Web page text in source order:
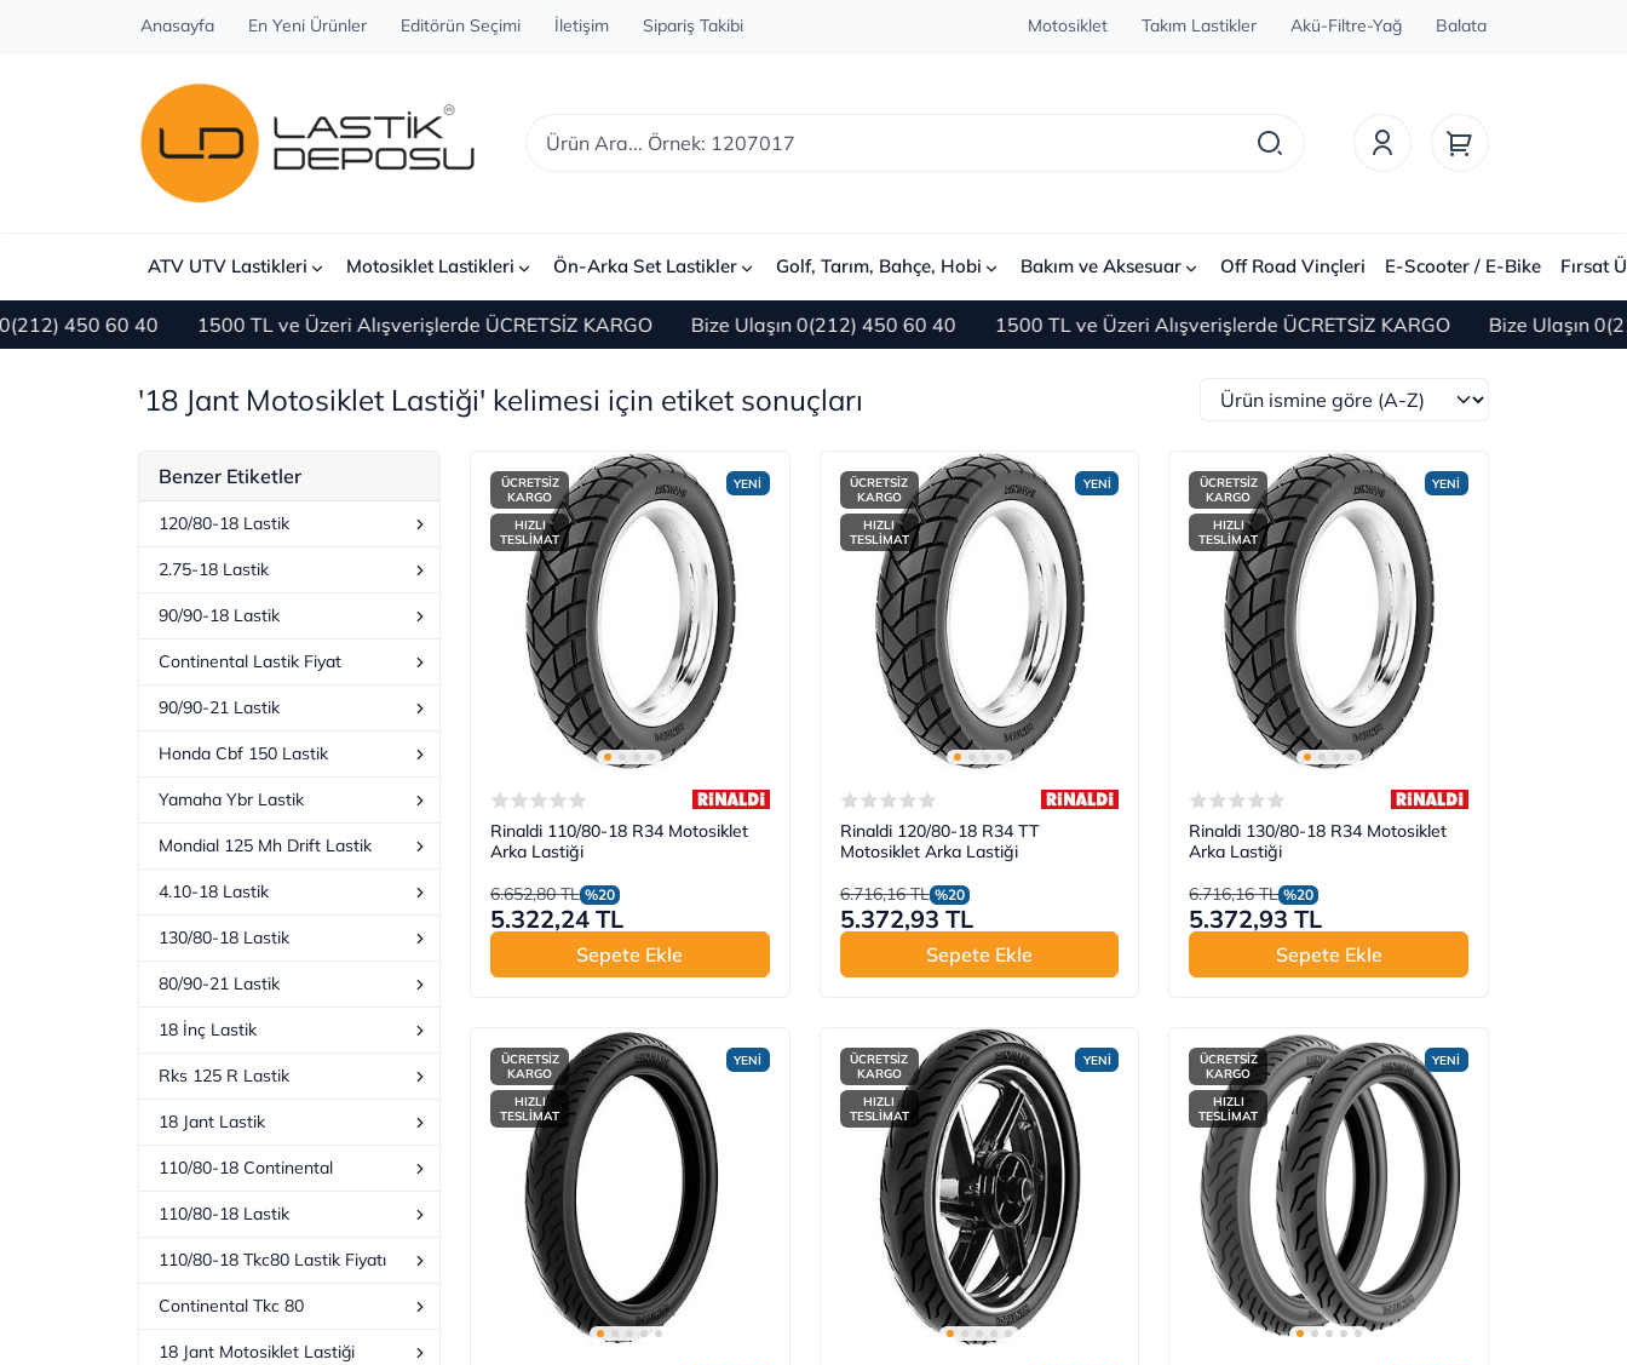
Anasayfa En Yeni Ürünler Editörün Seçimi İletişim Sipariş Takibi Motosiklet Takım Lastikler Akü-Filtre-Yağ Balata
ATV UTV Lastikleri Motosiklet Lastikleri Ön-Arka Set Lastikler Golf, Tarım, Bahçe, Hobi Bakım ve Aksesuar Off Road Vinçleri E-Scooter / E-Bike Fırsat
60 40 1500 TL ve Üzeri Alışverişlerde ÜCRETSİZ KARGO Bize Ulaşın 0(212) 450 60 40 1500 TL ve Üzeri Alışverişlerde ÜCRETSİZ KARGO Bize Ulaşın 0(212) 450
'18 Jant Motosiklet Lastiği' kelimesi için etiket sonuçları
Benzer Etiketler
120/80-18 Lastik
2.75-18 Lastik
90/90-18 Lastik
Continental Lastik Fiyat
90/90-21 Lastik
Honda Cbf 150 Lastik
Yamaha Ybr Lastik
Mondial 125 Mh Drift Lastik
4.10-18 Lastik
130/80-18 Lastik
80/90-21 Lastik
18 İnç Lastik
Rks 125 R Lastik
18 Jant Lastik
110/80-18 Continental
110/80-18 Lastik
110/80-18 Tkc80 Lastik Fiyatı
Continental Tkc 80
18 Jant Motosiklet Lastiği
YENİ
ÜCRETSİZ
KARGO
HIZLI
TESLİMAT
Rinaldi 110/80-18 R34 Motosiklet
Arka Lastiği
6.652,80 TL %20
5.322,24 TL
Sepete Ekle
YENİ
ÜCRETSİZ
KARGO
HIZLI
TESLİMAT
Rinaldi 120/80-18 R34 TT
Motosiklet Arka Lastiği
6.716,16 TL %20
5.372,93 TL
Sepete Ekle
YENİ
ÜCRETSİZ
KARGO
HIZLI
TESLİMAT
Rinaldi 130/80-18 R34 Motosiklet
Arka Lastiği
6.716,16 TL %20
5.372,93 TL
Sepete Ekle
YENİ
ÜCRETSİZ
KARGO
HIZLI
TESLİMAT
YENİ
ÜCRETSİZ
KARGO
HIZLI
TESLİMAT
YENİ
ÜCRETSİZ
KARGO
HIZLI
TESLİMAT